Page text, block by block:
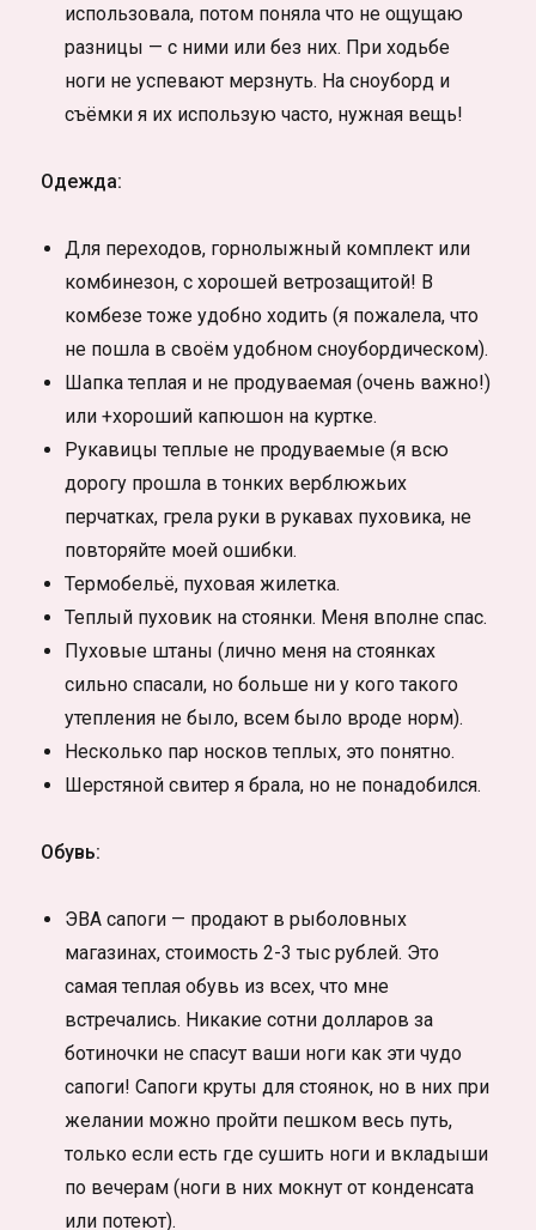
использовала, потом поняла что не ощущаю
разницы — с ними или без них. При ходьбе
ноги не успевают мерзнуть. На сноуборд и
съёмки я их использую часто, нужная вещь!
Одежда:
Для переходов, горнолыжный комплект или
комбинезон, с хорошей ветрозащитой! В
комбезе тоже удобно ходить (я пожалела, что
не пошла в своём удобном сноубордическом).
Шапка теплая и не продуваемая (очень важно!)
или +хороший капюшон на куртке.
Рукавицы теплые не продуваемые (я всю
дорогу прошла в тонких верблюжьих
перчатках, грела руки в рукавах пуховика, не
повторяйте моей ошибки.
Термобельё, пуховая жилетка.
Теплый пуховик на стоянки. Меня вполне спас.
Пуховые штаны (лично меня на стоянках
сильно спасали, но больше ни у кого такого
утепления не было, всем было вроде норм).
Несколько пар носков теплых, это понятно.
Шерстяной свитер я брала, но не понадобился.
Обувь:
ЭВА сапоги — продают в рыболовных
магазинах, стоимость 2-3 тыс рублей. Это
самая теплая обувь из всех, что мне
встречались. Никакие сотни долларов за
ботиночки не спасут ваши ноги как эти чудо
сапоги! Сапоги круты для стоянок, но в них при
желании можно пройти пешком весь путь,
только если есть где сушить ноги и вкладыши
по вечерам (ноги в них мокнут от конденсата
или потеют).